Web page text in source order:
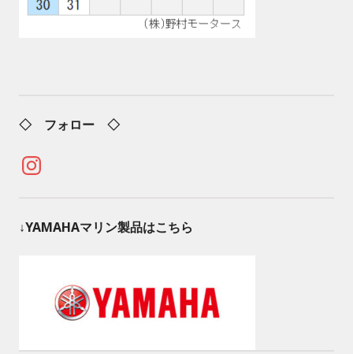
◇ フォロー ◇
Instagram
↓YAMAHAマリン製品はこちら